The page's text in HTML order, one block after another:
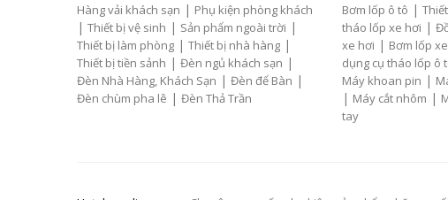
Hàng vải khách sạn | Phụ kiện phòng khách
| Thiết bị vệ sinh | Sản phẩm ngoài trời |
Thiết bị làm phòng | Thiết bị nhà hàng |
Thiết bị tiền sảnh | Đèn ngủ khách sạn |
Đèn Nhà Hàng, Khách Sạn | Đèn để Bàn |
Đèn chùm pha lê | Đèn Thả Trần
Bơm lốp ô tô |
tháo lốp xe hơi |
xe hơi | Bơm lốp
dụng cụ tháo lốp ô
Máy khoan pin |
| Máy cắt nhôm |
tay